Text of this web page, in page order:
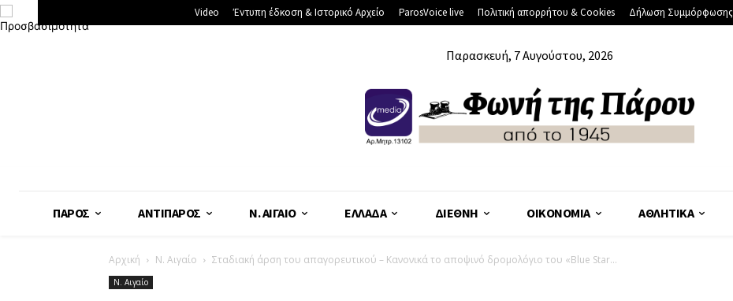
Video Έντυπη έδκοση & Ιστορικό Αρχείο ParosVoice live Πολιτική απορρήτου & Cookies Δήλωση Συμμόρφωσης
Παρασκευή, 7 Αυγούστου, 2026
ΠΆΡΟΣ ΑΝΤΊΠΑΡΟΣ Ν. ΑΙΓΑΊΟ ΕΛΛΆΔΑ ΔΙΕΘΝΉ ΟΙΚΟΝΟΜΊΑ ΑΘΛΗΤΙΚΆ
Αρχική Ν. Αιγαίο Σταδιακή άρση του απαγορευτικού – Κανονικά το αποψινό δρομολόγιο του «Blue Star...
Ν. Αιγαίο